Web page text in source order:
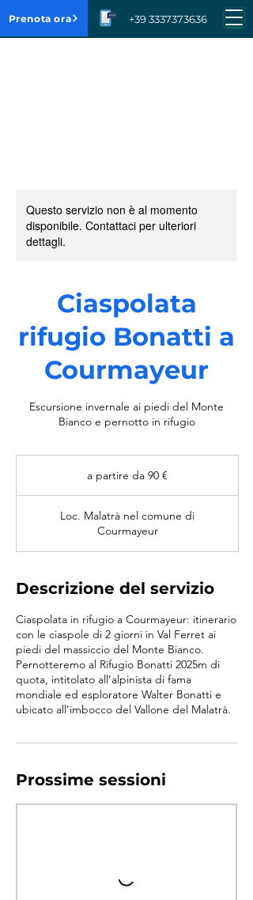
+39 3337373636
Prenota ora
Questo servizio non è al momento
disponibile. Contattaci per ulteriori
dettagli.
Ciaspolata
rifugio Bonatti a
Courmayeur
Escursione invernale ai piedi del Monte
Bianco e pernotto in rifugio
€
a partire da 90 €
Loc. Malatrà nel comune di
Courmayeur
Descrizione del servizio
Ciaspolata in rifugio a Courmayeur: itinerario
con le ciaspole di 2 giorni in Val Ferret ai
piedi del massiccio del Monte Bianco.
Pernotteremo al Rifugio Bonatti 2025m di
quota, intitolato all’alpinista di fama
mondiale ed esploratore Walter Bonatti e
ubicato all'imbocco del Vallone del Malatrà.
Prossime sessioni